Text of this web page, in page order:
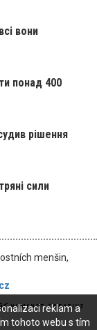
вони
понад 400
рішення
сили
menšin,
reklam a
tohoto webu s tím